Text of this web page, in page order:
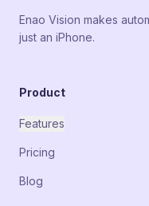
Enao Vision makes
just an iPhone.
Product
Features
Pricing
Blog